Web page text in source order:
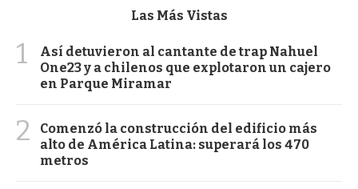
Las Más Vistas
1
Así detuvieron al cantante de trap Nahuel
One23 y a chilenos que explotaron un cajero
en Parque Miramar
2
Comenzó la construcción del edificio más
alto de América Latina: superará los 470
metros